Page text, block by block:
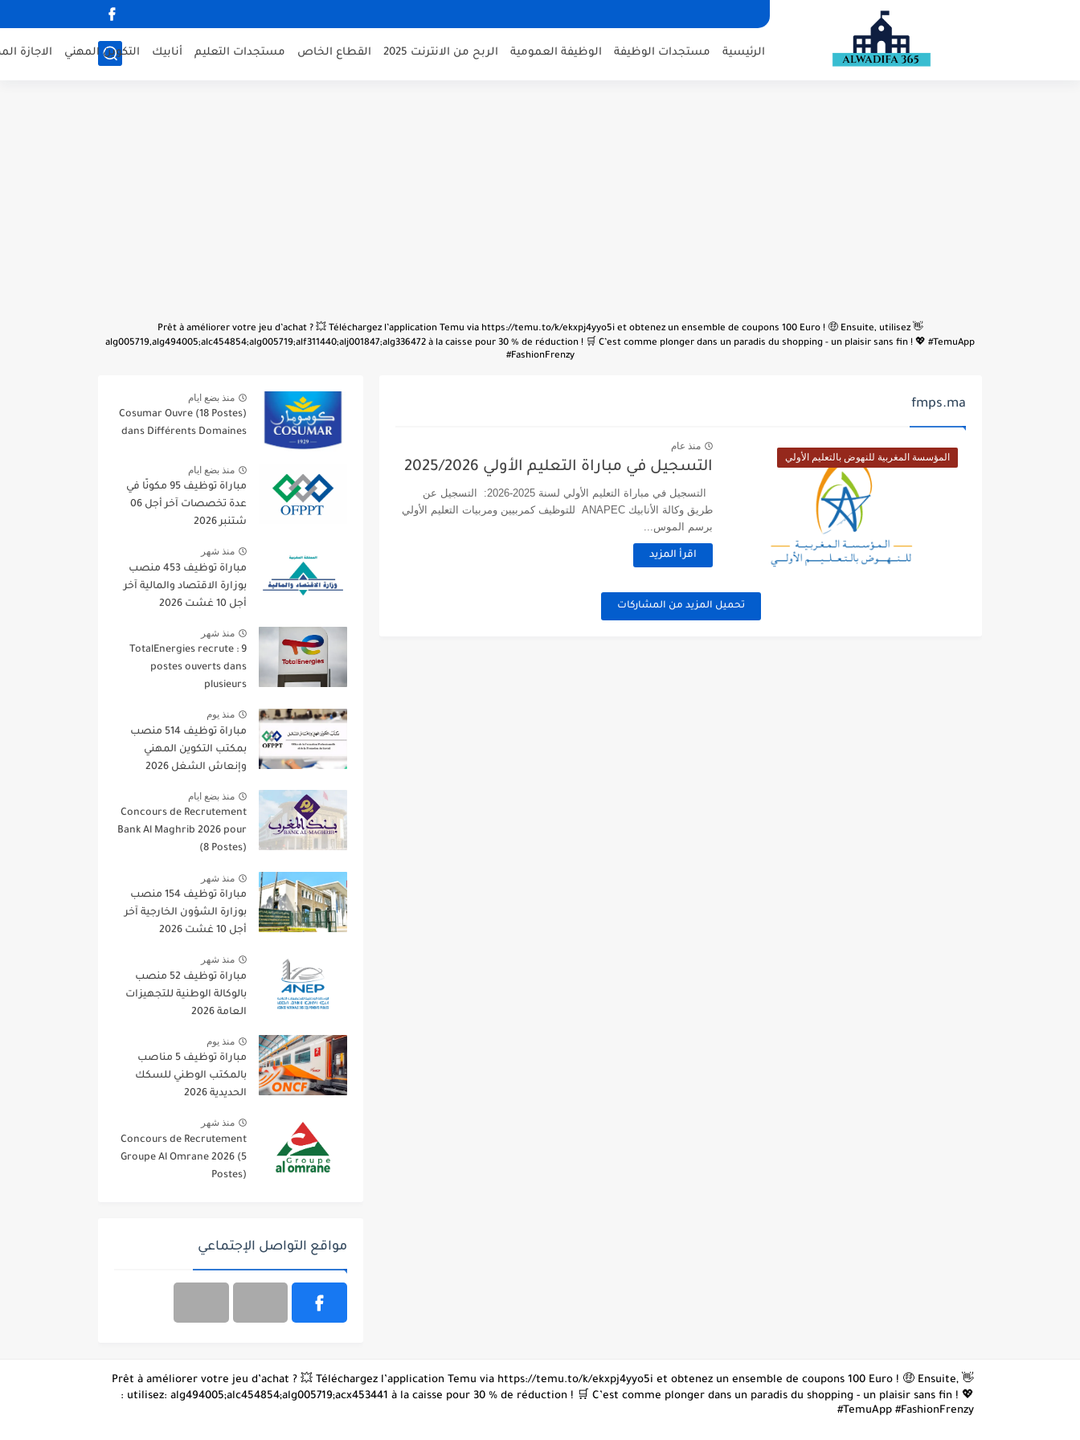
الرئيسية مستجدات الوظيفة الوظيفة العمومية الربح من الانترنت 2025 القطاع الخاص مستجدات التعليم أنابيك التكوين المهني الاجازة
👋 Prêt à améliorer votre jeu d’achat ? 💥 Téléchargez l’application Temu via https://temu.to/k/ekxpj4yyo5i et obtenez un ensemble de coupons 100 Euro ! 🤑 Ensuite, utilisez
alg005719,alg494005;alc454854;alg005719;alf311440;alj001847;alg336472 à la caisse pour 30 % de réduction ! 🛒 C’est comme plonger dans un paradis du shopping - un plaisir sans fin ! 💖 #TemuApp
#FashionFrenzy
fmps.ma
المؤسسة المغربية للنهوض بالتعليم الأولي
منذ عام
التسجيل في مباراة التعليم الأولي 2025/2026
التسجيل في مباراة التعليم الأولي لسنة 2025-2026: التسجيل عن
طريق وكالة الأنابيك ANAPEC للتوظيف كمربيين ومربيات التعليم الأولي
برسم الموس...
اقرأ المزيد
تحميل المزيد من المشاركات
منذ بضع ايام
Cosumar Ouvre (18 Postes)
dans Différents Domaines
منذ بضع ايام
مباراة توظيف 95 مكونًا في
عدة تخصصات آخر أجل 06
شتنبر 2026
منذ شهر
مباراة توظيف 453 منصب
بوزارة الاقتصاد والمالية آخر
أجل 10 غشت 2026
منذ شهر
TotalEnergies recrute : 9
postes ouverts dans
plusieurs
منذ يوم
مباراة توظيف 514 منصب
بمكتب التكوين المهني
وإنعاش الشغل 2026
منذ بضع ايام
Concours de Recrutement
Bank Al Maghrib 2026 pour
(8 Postes)
منذ شهر
مباراة توظيف 154 منصب
بوزارة الشؤون الخارجية آخر
أجل 10 غشت 2026
منذ شهر
مباراة توظيف 52 منصب
بالوكالة الوطنية للتجهيزات
العامة 2026
منذ يوم
مباراة توظيف 5 مناصب
بالمكتب الوطني للسكك
الحديدية 2026
منذ شهر
Concours de Recrutement
Groupe Al Omrane 2026 (5
Postes)
مواقع التواصل الإجتماعي
👋 Prêt à améliorer votre jeu d’achat ? 💥 Téléchargez l’application Temu via https://temu.to/k/ekxpj4yyo5i et obtenez un ensemble de coupons 100 Euro ! 🤑 Ensuite,
: utilisez: alg494005;alc454854;alg005719;acx453441 à la caisse pour 30 % de réduction ! 🛒 C’est comme plonger dans un paradis du shopping - un plaisir sans fin ! 💖
#TemuApp #FashionFrenzy